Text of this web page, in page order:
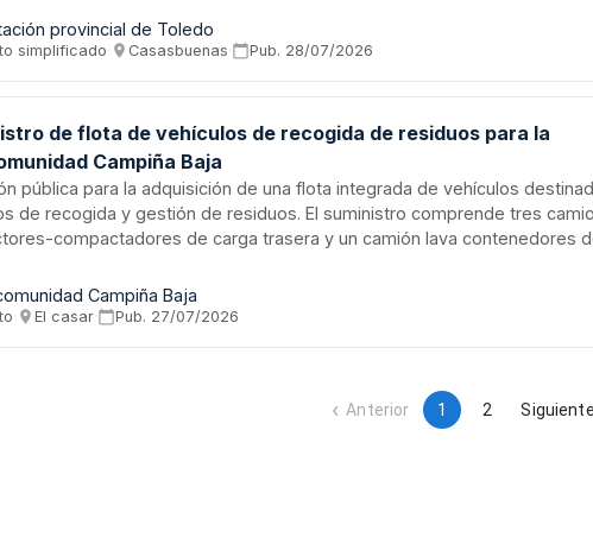
procedimiento abierto simplificado.
provincial de Toledo
simplificado· Casasbuenas· Pub. 28/07/2026
de flota de vehículos de recogida de residuos para la
Campiña Baja
pública para la adquisición de una flota integrada de vehículos
de recogida y gestión de residuos. El suministro comprende tres
compactadores de carga trasera y un camión lava contenedores
para equipar sus operaciones de gestión de residuos en el municipio de
constituyen una solución integral para la recogida, compactación y
Campiña Baja
· El casar· Pub. 27/07/2026
Anterior 1 2 Siguiente